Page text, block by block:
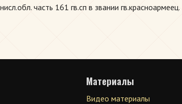
часть 161 гв.сп в звании гв.красноармеец.
Материалы
Видео материалы